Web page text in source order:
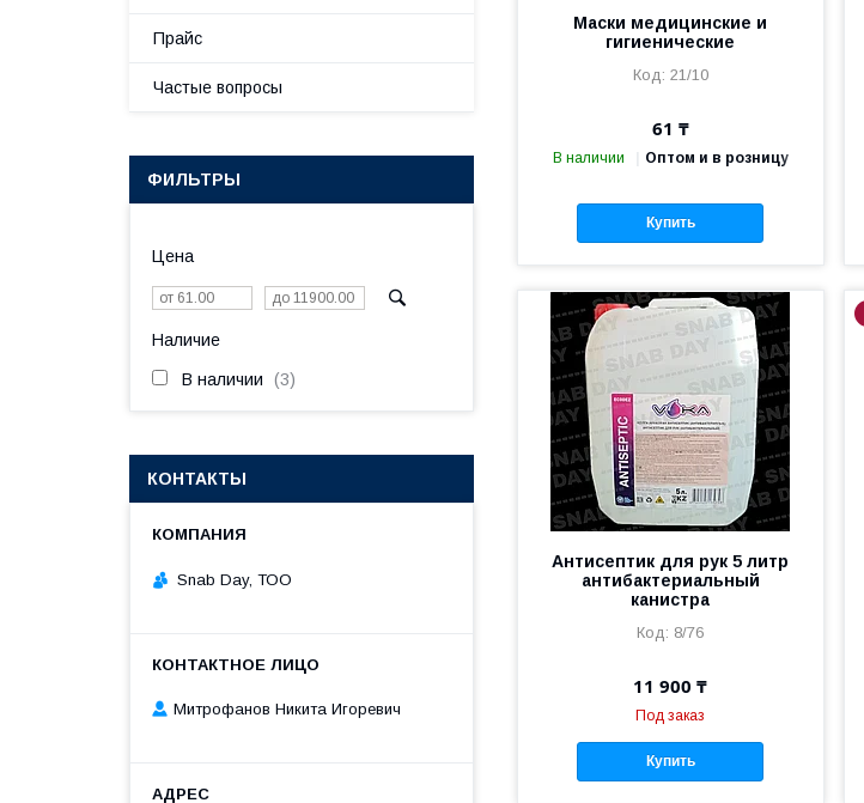
Маски медицинские и
гигиенические
21/10
61 ₸
В наличии Оптом и в розницу
Купить
Антисептик для рук 5 литр
антибактериальный
канистра
8/76
11 900 ₸
Под заказ
Купить
Прайс
Частые вопросы
ФИЛЬТРЫ
Цена
Наличие
В наличии 3
КОНТАКТЫ
Snab Day, ТОО
Митрофанов Никита Игоревич